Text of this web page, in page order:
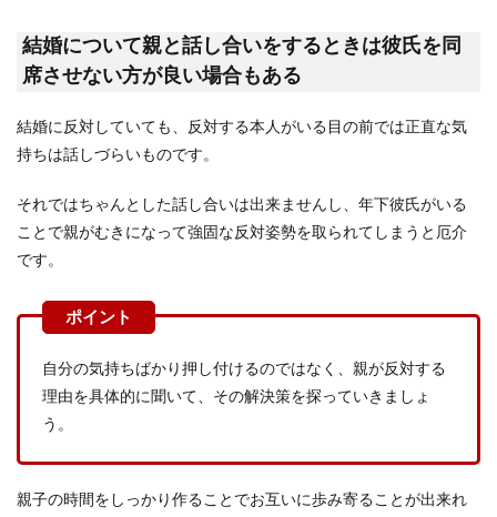
ない…そう感じてしまう理由は色々あると思いま
すが、一番多...
カラーのブーケの値段とは？品のある
カラーでブーケを用意するとなると、値段はどの
結婚について親と話し合いをするときは彼氏を同
席させない方が良い場合もある
結婚に反対していても、反対する本人がいる目の前では正直な気
持ちは話しづらいものです。
それではちゃんとした話し合いは出来ませんし、年下彼氏がいる
ことで親がむきになって強固な反対姿勢を取られてしまうと厄介
です。
自分の気持ちばかり押し付けるのではなく、親が反対する
理由を具体的に聞いて、その解決策を探っていきましょ
う。
親子の時間をしっかり作ることでお互いに歩み寄ることが出来れ